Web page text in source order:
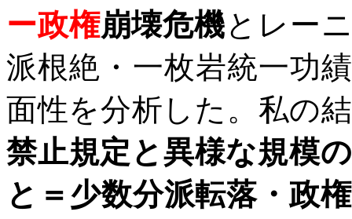
ー政権崩壊危機と レー
派根絶・一枚岩統一功
面性を分析した。私の
禁止規定と異様な規模
と＝少数分派転落・政